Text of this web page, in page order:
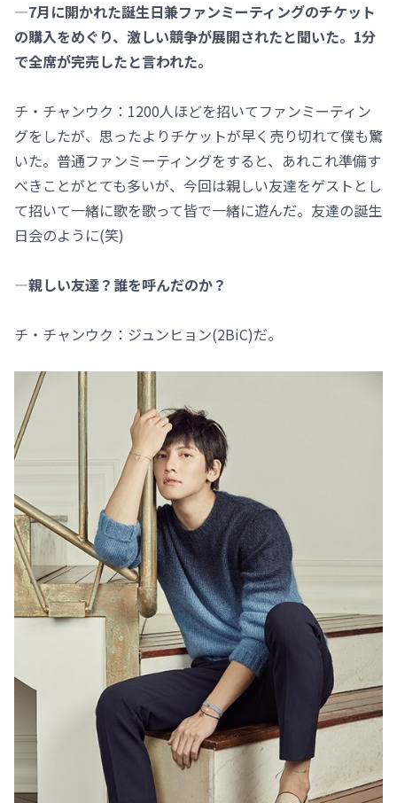
―7月に開かれた誕生日兼ファンミーティングのチケット
の購入をめぐり、激しい競争が展開されたと聞いた。1分
で全席が完売したと言われた。
チ・チャンウク：1200人ほどを招いてファンミーティン
グをしたが、思ったよりチケットが早く売り切れて僕も驚
いた。普通ファンミーティングをすると、あれこれ準備す
べきことがとても多いが、今回は親しい友達をゲストとし
て招いて一緒に歌を歌って皆で一緒に遊んだ。友達の誕生
日会のように(笑)
―親しい友達？誰を呼んだのか？
チ・チャンウク：ジュンヒョン(2BiC)だ。